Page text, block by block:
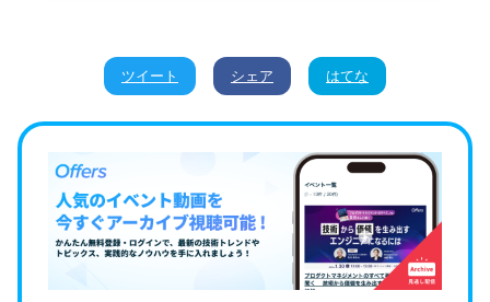
ツイート シェア はてな